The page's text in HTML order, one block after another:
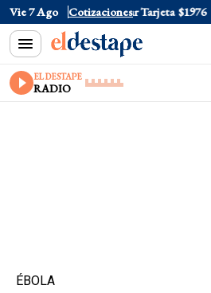
Vie 7 Ago Cotizaciones
Oficial $1520 Dólar Tarjeta $1976
EL DESTAPE
RADIO
ÉBOLA